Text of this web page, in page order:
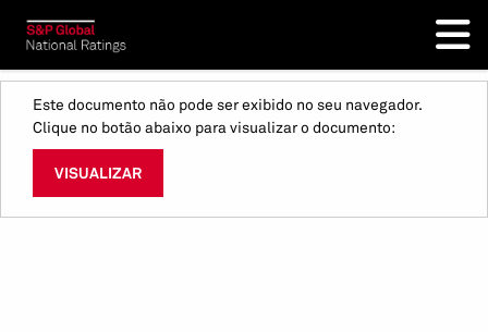
Este documento não pode ser exibido no seu navegador.
Clique no botão abaixo para visualizar o documento:
VISUALIZAR